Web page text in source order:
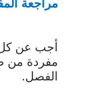
مراجعة
أجب عن
مفردة من
الفصل.